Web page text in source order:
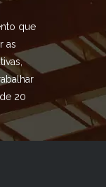
que
as
20